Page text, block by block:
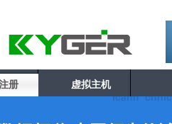
册 虚拟主机